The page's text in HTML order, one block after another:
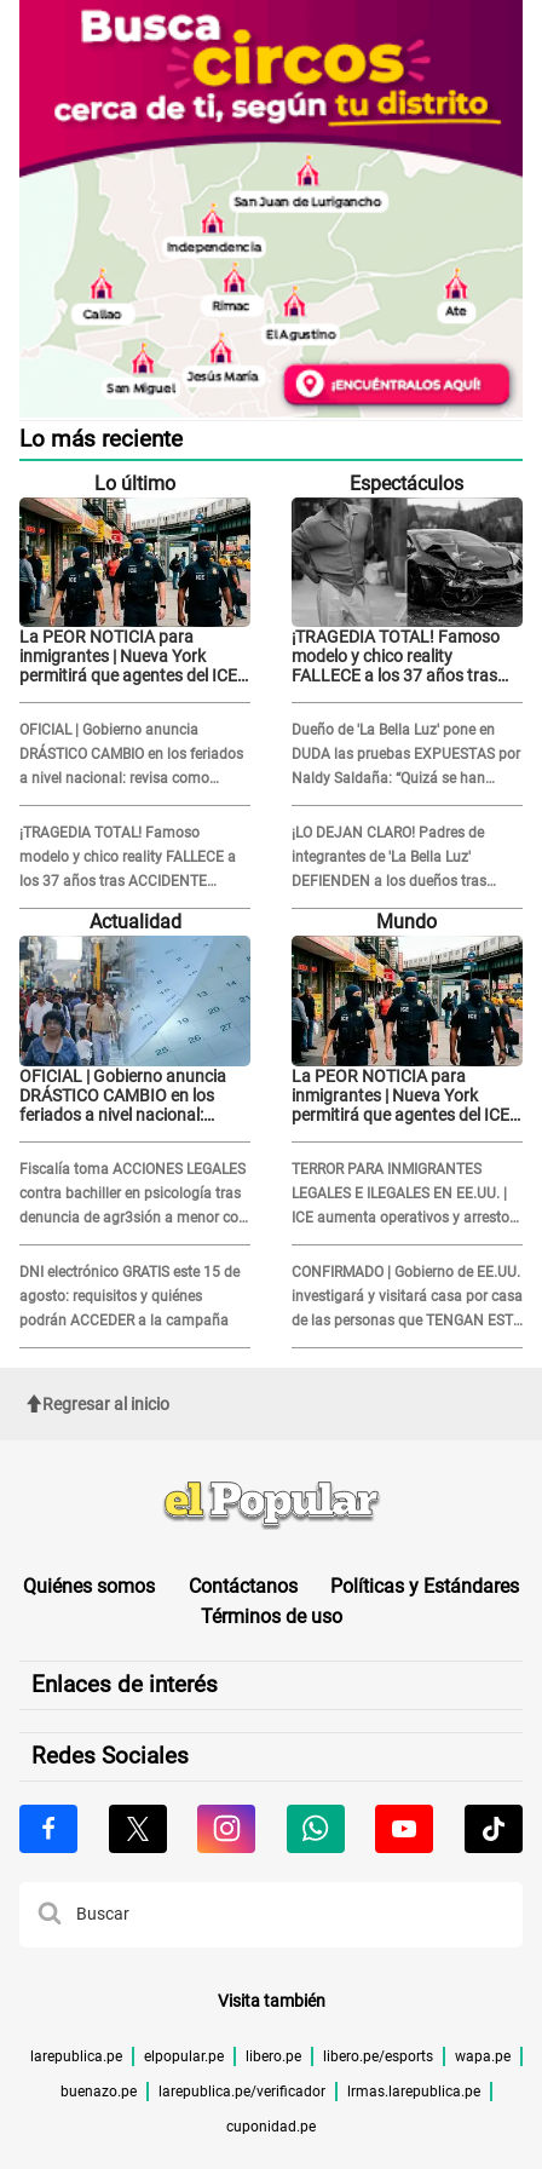
Lo más reciente
Lo último
La PEOR NOTICIA para
inmigrantes | Nueva York
permitirá que agentes del ICE
OFICIAL | Gobierno anuncia
DRÁSTICO CAMBIO en los feriados
a nivel nacional: revisa como
quedarán los DÍAS LIBRES
¡TRAGEDIA TOTAL! Famoso
modelo y chico reality FALLECE a
los 37 años tras ACCIDENTE
durante la grabación de un
Espectáculos
¡TRAGEDIA TOTAL! Famoso
modelo y chico reality
FALLECE a los 37 años tras
Dueño de 'La Bella Luz' pone en
DUDA las pruebas EXPUESTAS por
Naldy Saldaña: “Quizá se han
editado...”
¡LO DEJAN CLARO! Padres de
integrantes de 'La Bella Luz'
DEFIENDEN a los dueños tras
denuncia: “Nunca vimos nada...”
Actualidad
OFICIAL | Gobierno anuncia
DRÁSTICO CAMBIO en los
feriados a nivel nacional:
Fiscalía toma ACCIONES LEGALES
contra bachiller en psicología tras
denuncia de agr3sión a menor con
autismo
DNI electrónico GRATIS este 15 de
agosto: requisitos y quiénes
podrán ACCEDER a la campaña
Mundo
La PEOR NOTICIA para
inmigrantes | Nueva York
permitirá que agentes del ICE
TERROR PARA INMIGRANTES
LEGALES E ILEGALES EN EE.UU. |
ICE aumenta operativos y arrestos
a extranjeros en aeropuertos
CONFIRMADO | Gobierno de EE.UU.
investigará y visitará casa por casa
de las personas que TENGAN ESTE
TRABAJO
Regresar al inicio
Quiénes somos Contáctanos
Políticas y Estándares
Términos de uso
Enlaces de interés
Redes Sociales
Visita también
larepublica.pe elpopular.pe libero.pe libero.pe/esports wapa.pe
buenazo.pe larepublica.pe/verificador lrmas.larepublica.pe
cuponidad.pe